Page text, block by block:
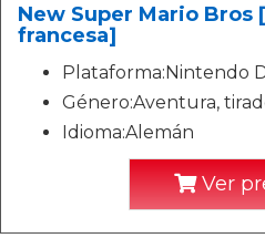
New Super Mario Bros
francesa]
Plataforma:Nintendo
Género:Aventura,
Idioma:Alemán
Ver